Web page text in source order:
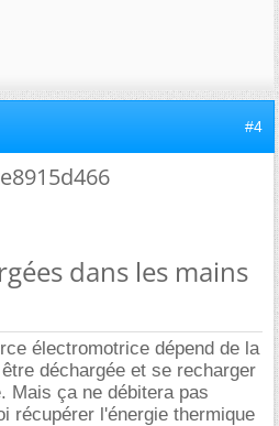
#4
dans les mains
électromotrice dépend de la
déchargée et se recharger
Mais ça ne débitera pas
récupérer l'énergie thermique